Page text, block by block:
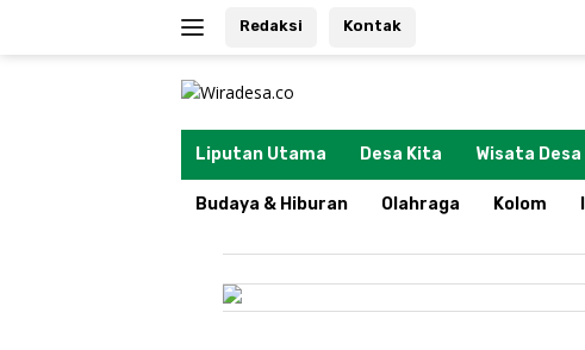
Redaksi Kontak
Liputan Utama Desa Kita Wisata Desa
Budaya & Hiburan Olahraga Kolom